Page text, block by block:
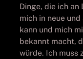
Dinge, die ich an
mich in neue
kann und mich
bekannt macht,
würde. Ich muss